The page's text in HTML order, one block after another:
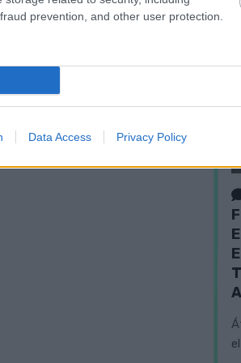
prevention, and other user protection.
Data Access Privacy Policy